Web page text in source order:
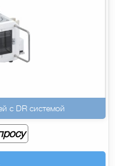
с DR системой